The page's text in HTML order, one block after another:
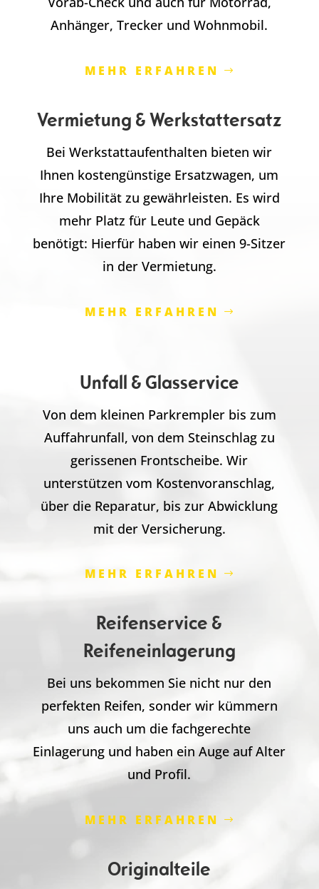
Anhänger, Trecker und Wohnmobil.
MEHR ERFAHREN
Vermietung & Werkstattersatz
Bei Werkstattaufenthalten bieten wir
Ihnen kostengünstige Ersatzwagen, um
Ihre Mobilität zu gewährleisten. Es wird
mehr Platz für Leute und Gepäck
benötigt: Hierfür haben wir einen 9-Sitzer
in der Vermietung.
MEHR ERFAHREN
Unfall & Glasservice
Von dem kleinen Parkrempler bis zum
Auffahrunfall, von dem Steinschlag zu
gerissenen Frontscheibe. Wir
unterstützen vom Kostenvoranschlag,
über die Reparatur, bis zur Abwicklung
mit der Versicherung.
MEHR ERFAHREN
Reifenservice &
Reifeneinlagerung
Bei uns bekommen Sie nicht nur den
perfekten Reifen, sonder wir kümmern
uns auch um die fachgerechte
Einlagerung und haben ein Auge auf Alter
und Profil.
MEHR ERFAHREN
Originalteile